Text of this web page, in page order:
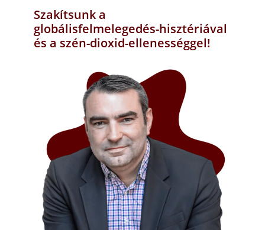
Szakítsunk a
globálisfelmelegedés-hisztériával
és a szén-dioxid-ellenességgel!